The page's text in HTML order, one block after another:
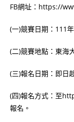
FB網址：https://
(一)競賽日期：111
(二)競賽地點：東海
(三)報名日期：即日
(四)報名方式：至
報名。